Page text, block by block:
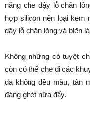
năng che đậy lỗ chân
hợp silicon nên loại kem
đầy lỗ chân lông và biến
Không những có tuyệt
còn có thể che đi các
da không đều màu, tàn
đáng ghét nữa đấy.